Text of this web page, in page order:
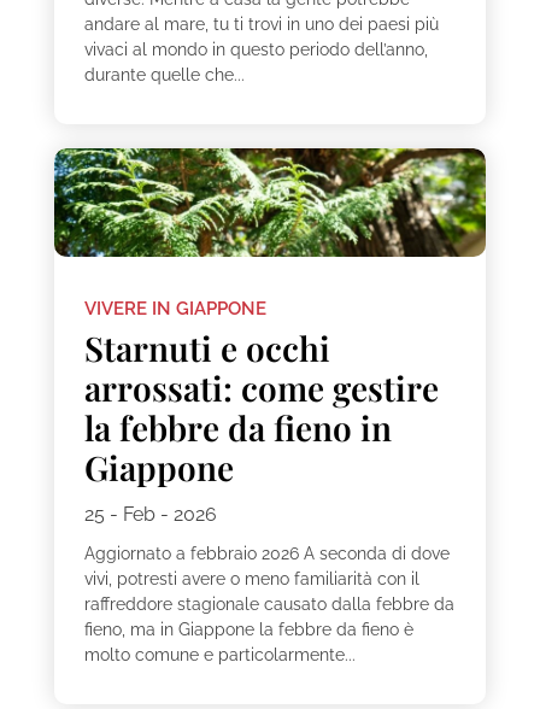
andare al mare, tu ti trovi in uno dei paesi più
vivaci al mondo in questo periodo dell’anno,
durante quelle che...
VIVERE IN GIAPPONE
Starnuti e occhi
arrossati: come gestire
la febbre da fieno in
Giappone
25 - Feb - 2026
Aggiornato a febbraio 2026 A seconda di dove
vivi, potresti avere o meno familiarità con il
raffreddore stagionale causato dalla febbre da
fieno, ma in Giappone la febbre da fieno è
molto comune e particolarmente...